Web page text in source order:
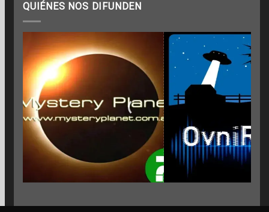
QUIÉNES NOS DIFUNDEN